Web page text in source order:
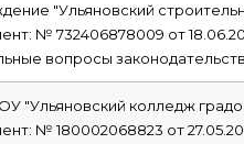
"Ульяновский
№ 732406878009 от
вопросы
"Ульяновский колледж
№ 180002068823 от